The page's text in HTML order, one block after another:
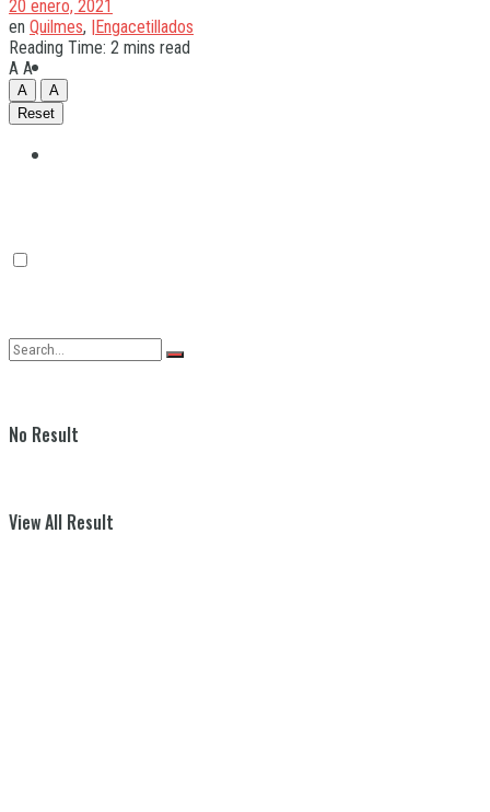
No Result
View All Result
20 enero, 2021
en Quilmes, |Engacetillados
Reading Time: 2 mins read
A A
A
A
Reset